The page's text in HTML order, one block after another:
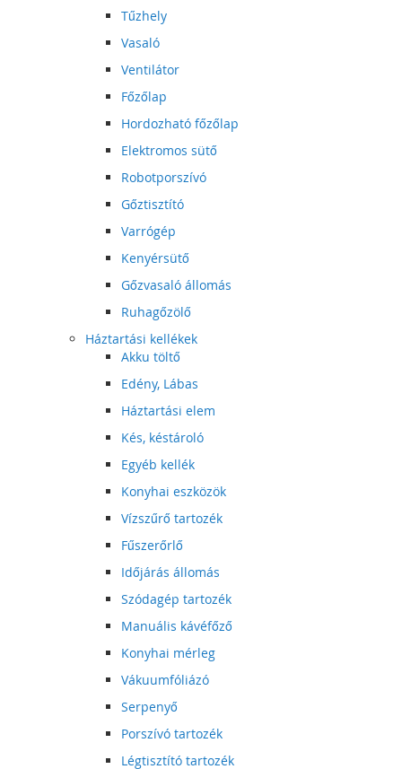
Tűzhely
Vasaló
Ventilátor
Főzőlap
Hordozható főzőlap
Elektromos sütő
Robotporszívó
Gőztisztító
Varrógép
Kenyérsütő
Gőzvasaló állomás
Ruhagőzölő
Háztartási kellékek
Akku töltő
Edény, Lábas
Háztartási elem
Kés, késtároló
Egyéb kellék
Konyhai eszközök
Vízszűrő tartozék
Fűszerőrlő
Időjárás állomás
Szódagép tartozék
Manuális kávéfőző
Konyhai mérleg
Vákuumfóliázó
Serpenyő
Porszívó tartozék
Légtisztító tartozék